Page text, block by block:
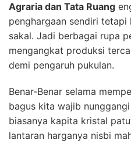
Agraria dan Tata Ruang
penghargaan sendiri
sakal. Jadi berbagai rupa
mengangkat produksi
demi pengaruh pukulan.
Benar-Benar selama
bagus kita wajib
biasanya kapita kristal
lantaran harganya nisbi